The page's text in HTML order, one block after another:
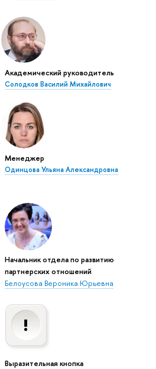
Академический руководитель
Солодков Василий Михайлович
Менеджер
Одинцова Ульяна Александровна
Начальник отдела по развитию
партнерских отношений
Белоусова Вероника Юрьевна
Выразительная кнопка